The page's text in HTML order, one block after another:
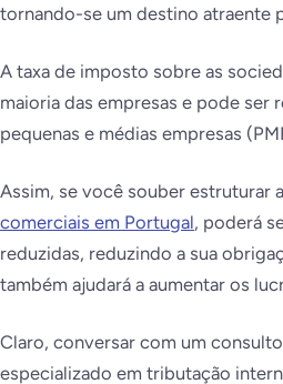
tornando-se um destino atraente
A taxa de imposto sobre as
maioria das empresas e pode ser
pequenas e médias empresas
Assim, se você souber estruturar
comerciais em Portugal, poderá
reduzidas, reduzindo a sua
também ajudará a aumentar os
Claro, conversar com um
especializado em tributação